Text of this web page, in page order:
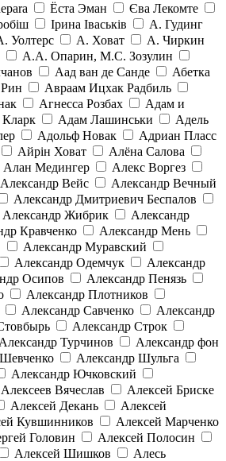
Ёста Эман
Єва Лекомте
Ірина Іваськів
А. Гудинг
Уолтерс А. Ховат
А. Чиркин
А.А. Опарин, М.С. Зозулин
Аад ван де Санде
Абетка
Авраам Ицхак Радбиль
Агнесса Розбах
Адам и
Адам Лашинськи
Адель
Адольф Новак
Адриан Пласс
Айрін Ховат
Алёна Салова
Алан Медингер
Алекс Воргез
Александр Вейс
Александр Вечный
Александр Дмитриевич Беспалов
Александр Жибрик
Александр
Кравченко
Александр Мень
Александр Муравский
Александр Одемчук
Александр
Осипов
Александр Пенязь
Александр Плотников
Александр Савченко
Александр
Александр Строк
Александр Турчинов
Александр фон
Александр Шульга
Александр Ючковский
Алексеев Вячеслав
Алексей Бриске
Алексей Декань
Алексей
Кувшинников
Алексей Марченко
Головин
Алексей Полосин
Алексей Шишков
Алесь